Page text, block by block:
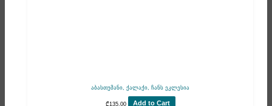
აბასთუმანი, ქალაქი, ჩანს ეკლესია
₾135.00 Add to Cart